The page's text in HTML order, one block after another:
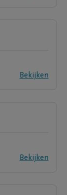
Bekijken
Bekijken